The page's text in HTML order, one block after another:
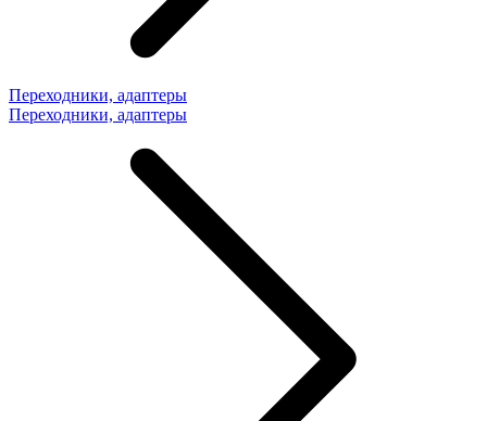
Переходники, адаптеры
Переходники, адаптеры